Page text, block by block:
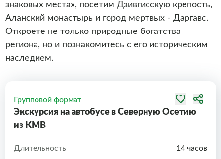
знаковых местах, посетим Дзивгисскую крепость,
Аланский монастырь и город мертвых - Даргавс.
Откроете не только природные богатства
региона, но и познакомитесь с его историческим
наследием.
Групповой формат
Экскурсия на автобусе в Северную Осетию
из КМВ
Длительность
14 часов